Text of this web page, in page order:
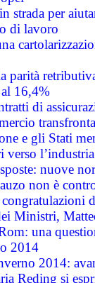
strada per
di lavoro
parità
16,4%
di
e gli Stati
verso
nuove
non è
Ministri,
una
2014
2014:
Reding si